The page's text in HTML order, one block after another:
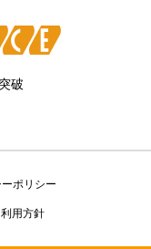
破
ポリシー
用方針